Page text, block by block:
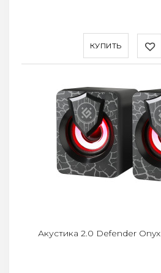
КУПИТЬ
Акустика 2.0 Defender Onyx